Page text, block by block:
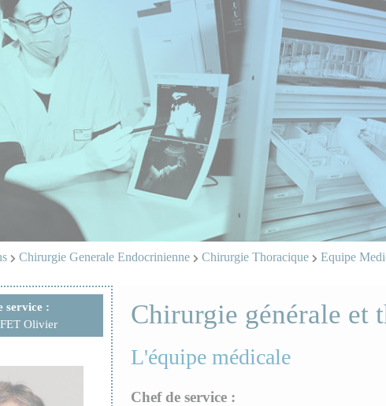
Chirurgie Generale Endocrinienne Chirurgie Thoracique Equipe
service :
Olivier
Chirurgie générale et
L'équipe médicale
Chef de service :